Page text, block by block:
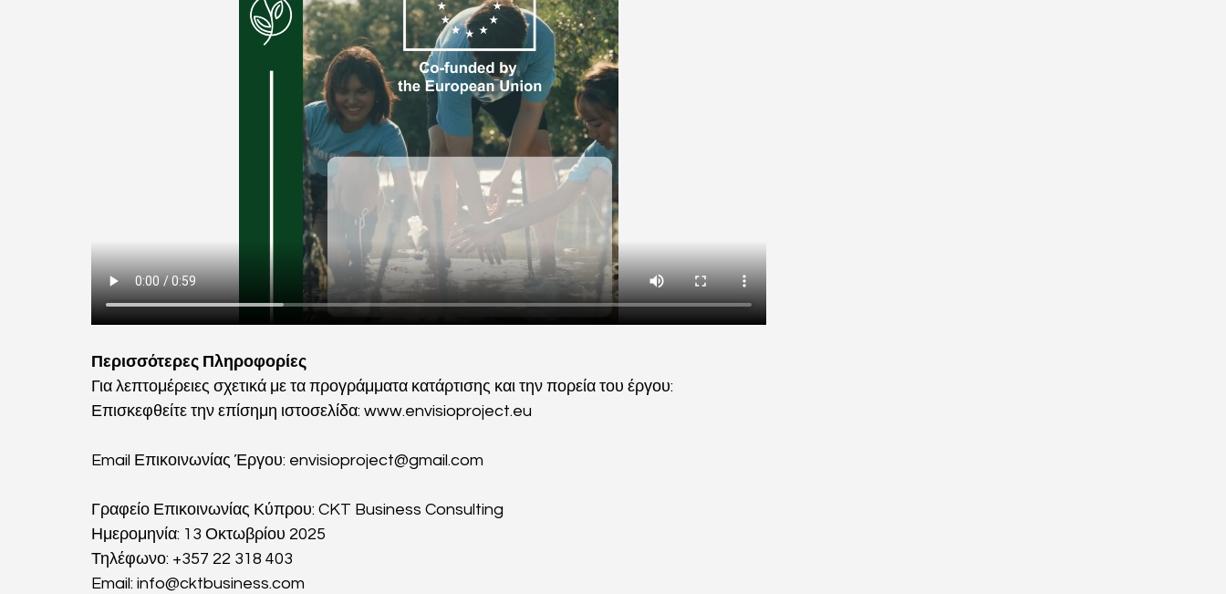
Περισσότερες Πληροφορίες
Για λεπτομέρειες σχετικά με τα προγράμματα κατάρτισης και την πορεία του έργου:
Επισκεφθείτε την επίσημη ιστοσελίδα: www.envisioproject.eu
Email Επικοινωνίας Έργου: envisioproject@gmail.com
Γραφείο Επικοινωνίας Κύπρου: CKT Business Consulting
Ημερομηνία: 13 Οκτωβρίου 2025
Τηλέφωνο: +357 22 318 403
Email: info@cktbusiness.com